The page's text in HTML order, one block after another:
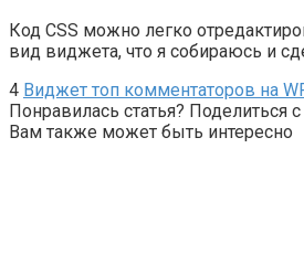
Код CSS можно легко
вид виджета, что я собираюсь и
4 Виджет топ комментаторов на
Понравилась статья? Поделиться
Вам также может быть интересно